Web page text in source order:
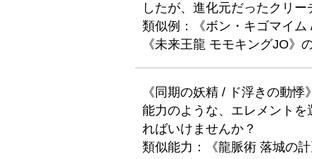
したが、進化元だったクリ
類似例：《ボン・キゴマイム
《未来王龍 モモキングJO》
《同期の妖精 / ド浮きの動
能力のような、エレメント
ればいけませんか？
類似能力：《龍脈術 落城の